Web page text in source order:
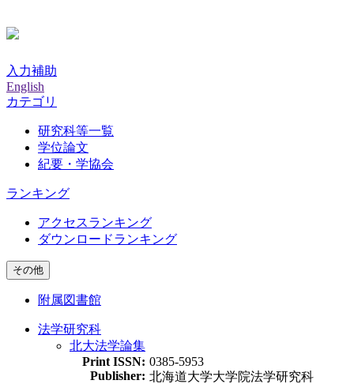
入力補助
English
カテゴリ
研究科等一覧
学位論文
紀要・学協会
ランキング
アクセスランキング
ダウンロードランキング
その他
附属図書館
法学研究科
北大法学論集
Print ISSN: 0385-5953
Publisher: 北海道大学大学院法学研究科